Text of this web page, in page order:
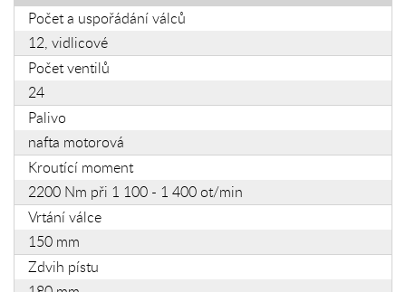
Počet a uspořádání válců
12, vidlicové
Počet ventilů
24
Palivo
nafta motorová
Kroutící moment
2200 Nm při 1 100 - 1 400 ot/min
Vrtání válce
150 mm
Zdvih pístu